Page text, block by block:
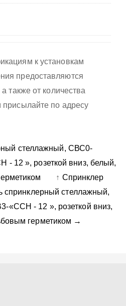
к установкам
предоставляются
также от количества
присылайте по адресу
стеллажный, CВС0-
- 12 », розеткой вниз, белый,
↑ Спринклер
спринклерный стеллажный,
«ССН - 12 », розеткой вниз,
герметиком →